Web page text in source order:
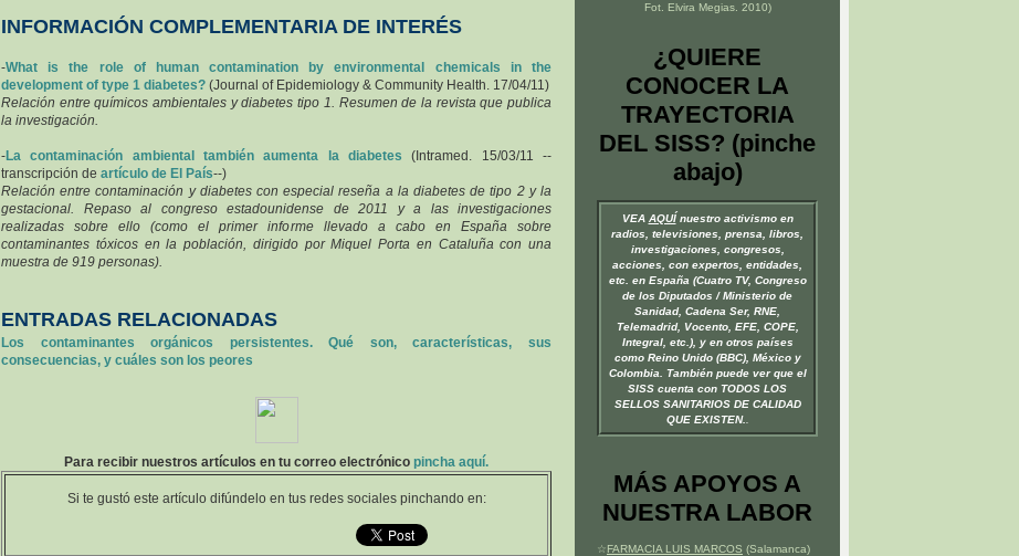
INFORMACIÓN COMPLEMENTARIA DE INTERÉS
-What is the role of human contamination by environmental chemicals in the
development of type 1 diabetes? (Journal of Epidemiology & Community Health. 17/04/11)
Relación entre químicos ambientales y diabetes tipo 1. Resumen de la revista que publica
la investigación.
-La contaminación ambiental también aumenta la diabetes (Intramed. 15/03/11 --
transcripción de artículo de El País--)
Relación entre contaminación y diabetes con especial reseña a la diabetes de tipo 2 y la
gestacional. Repaso al congreso estadounidense de 2011 ya las investigaciones
realizadas sobre ello (como el primer informe llevado a cabo en España sobre
contaminantes tóxicos en la población, dirigido por Miquel Porta en Cataluña con una
muestra de 919 personas).
ENTRADAS RELACIONADAS
Los contaminantes orgánicos persistentes. Qué son, características, sus
consecuencias, y cuáles son los peores
Para recibir nuestros artículos en tu correo electrónico pincha aquí.
Si te gustó este artículo difúndelo en tus redes sociales pinchando en:
Fot. Elvira Megias. 2010)
¿QUIERE
CONOCER LA
TRAYECTORIA
DEL SISS? (pinche
abajo)
VEA AQUÍnuestro activismo en
radios, televisiones, prensa, libros,
investigaciones, congresos,
acciones, con expertos, entidades,
etc. en España (Cuatro TV, Congreso
de los Diputados / Ministerio de
Sanidad, Cadena Ser, RNE,
Telemadrid, Vocento, EFE, COPE,
Integral, etc.), y en otros países
como Reino Unido (BBC), México y
Colombia. También puede ver que el
SISS cuenta con TODOS LOS
SELLOS SANITARIOS DE CALIDAD
QUE EXISTEN.
MÁS APOYOS A
NUESTRA LABOR
☆FARMACIA LUIS MARCOS (Salamanca)